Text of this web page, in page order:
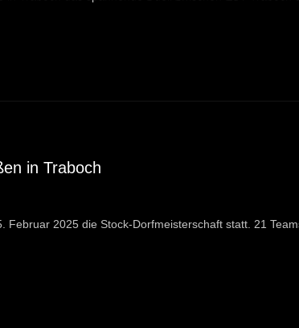
in Traboch
Februar 2025 die Stock-Dorfmeisterschaft statt. 21